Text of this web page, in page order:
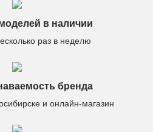
в наличии
раз в неделю
бренда
и онлайн-магазин